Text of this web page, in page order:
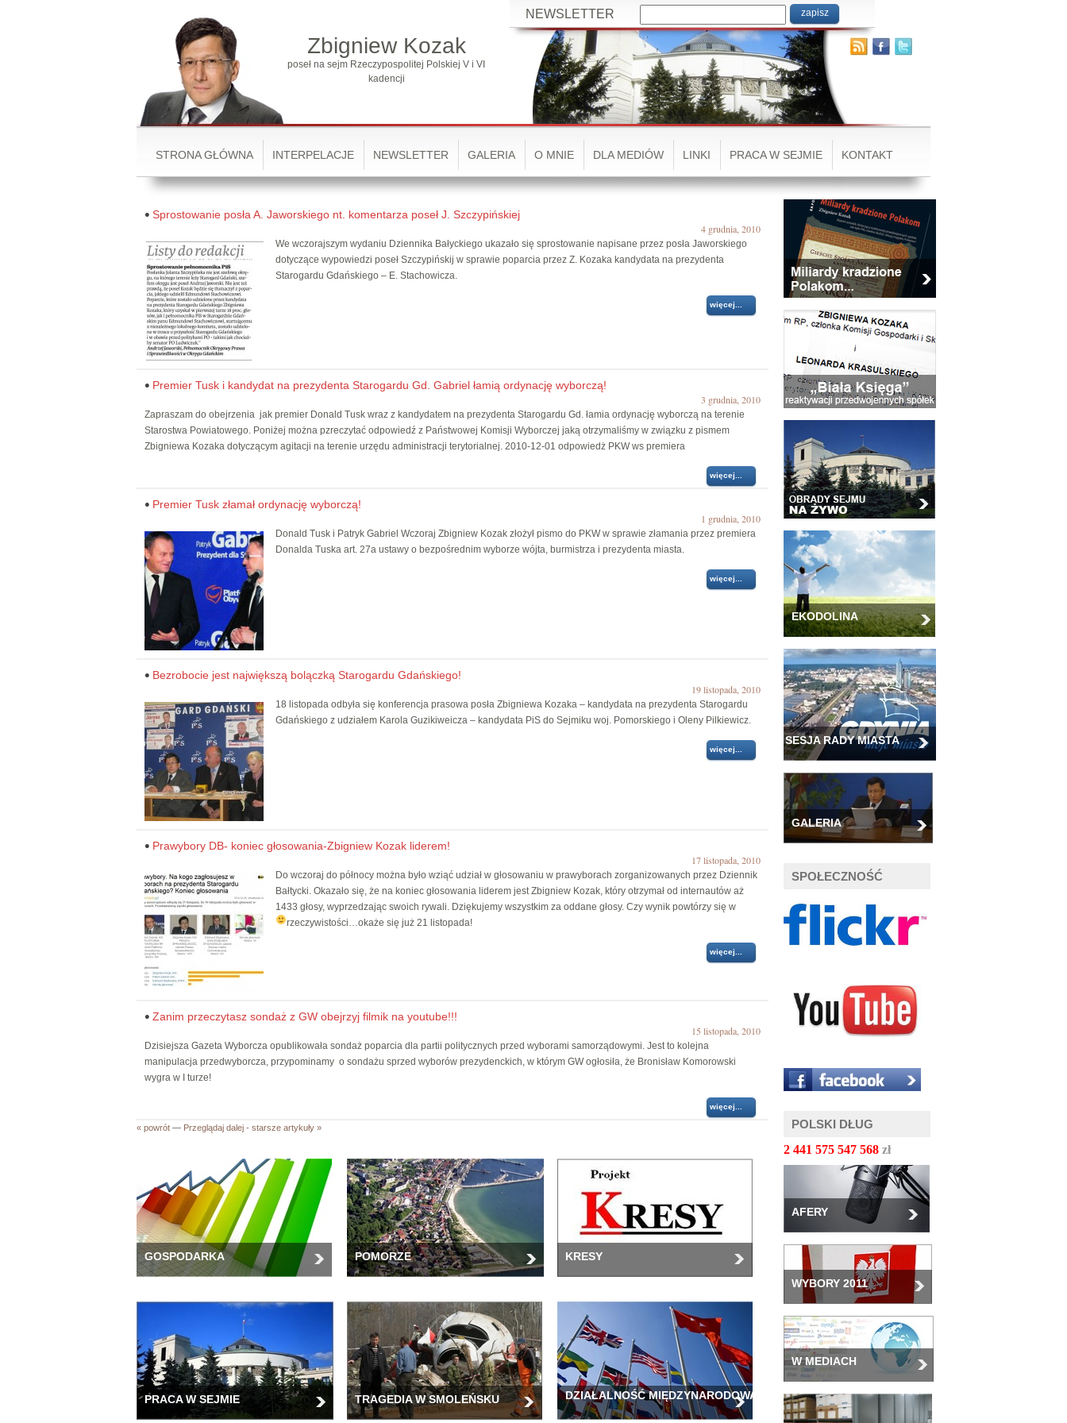
Zbigniew Kozak
poseł na sejm Rzeczypospolitej Polskiej V i VI
kadencji
NEWSLETTER
STRONA GŁÓWNA INTERPELACJE NEWSLETTER GALERIA O MNIE DLA MEDIÓW LINKI PRACA W SEJMIE KONTAKT
Sprostowanie posła A. Jaworskiego nt. komentarza poseł J. Szczypińskiej
4 grudnia, 2010
We wczorajszym wydaniu Dziennika Bałyckiego ukazało się sprostowanie napisane przez posła Jaworskiego
dotyczące wypowiedzi poseł Szczypińskij w sprawie poparcia przez Z. Kozaka kandydata na prezydenta
Starogardu Gdańskiego – E. Stachowicza.
więcej...
Premier Tusk i kandydat na prezydenta Starogardu Gd. Gabriel łamią ordynację wyborczą!
3 grudnia, 2010
Zapraszam do obejrzenia jak premier Donald Tusk wraz z kandydatem na prezydenta Starogardu Gd. łamia ordynację wyborczą na terenie
Starostwa Powiatowego. Poniżej można pzreczytać odpowiedź z Państwowej Komisji Wyborczej jaką otrzymaliśmy w związku z pismem
Zbigniewa Kozaka dotyczącym agitacji na terenie urzędu administracji terytorialnej. 2010-12-01 odpowiedż PKW ws premiera
więcej...
Premier Tusk złamał ordynację wyborczą!
1 grudnia, 2010
Donald Tusk i Patryk Gabriel Wczoraj Zbigniew Kozak złożył pismo do PKW w sprawie złamania przez premiera
Donalda Tuska art. 27a ustawy o bezpośrednim wyborze wójta, burmistrza i prezydenta miasta.
więcej...
Bezrobocie jest największą bolączką Starogardu Gdańskiego!
19 listopada, 2010
18 listopada odbyła się konferencja prasowa posła Zbigniewa Kozaka – kandydata na prezydenta Starogardu
Gdańskiego z udziałem Karola Guzikiweicza – kandydata PiS do Sejmiku woj. Pomorskiego i Oleny Pilkiewicz.
więcej...
Prawybory DB- koniec głosowania-Zbigniew Kozak liderem!
17 listopada, 2010
Do wczoraj do północy można było wziąć udział w głosowaniu w prawyborach zorganizowanych przez Dziennik
Bałtycki. Okazało się, że na koniec głosowania liderem jest Zbigniew Kozak, który otrzymał od internautów aż
1433 głosy, wyprzedzając swoich rywali. Dziękujemy wszystkim za oddane głosy. Czy wynik powtórzy się w
rzeczywistości…okaże się już 21 listopada!
więcej...
Zanim przeczytasz sondaż z GW obejrzyj filmik na youtube!!!
15 listopada, 2010
Dzisiejsza Gazeta Wyborcza opublikowała sondaż poparcia dla partii politycznych przed wyborami samorządowymi. Jest to kolejna
manipulacja przedwyborcza, przypominamy o sondażu sprzed wyborów prezydenckich, w którym GW ogłosiła, że Bronisław Komorowski
wygra w I turze!
więcej...
« powrót — Przeglądaj dalej - starsze artykuły »
GOSPODARKA POMORZE KRESY
PRACA W SEJMIE TRAGEDIA W SMOLEŃSKU DZIAŁALNOŚĆ MIĘDZYNARODOWA
EKODOLINA
SESJA RADY MIASTA
GALERIA
SPOŁECZNOŚĆ
POLSKI DŁUG
2 441 575 549 611 zł
AFERY
WYBORY 2011
W MEDIACH